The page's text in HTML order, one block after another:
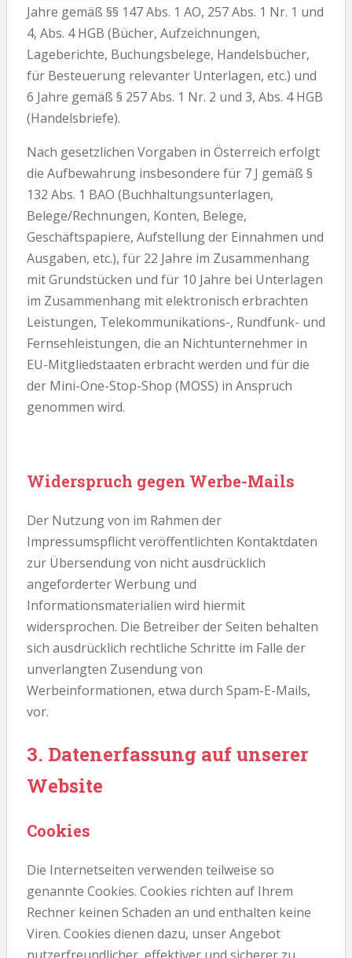
Jahre gemäß §§ 147 Abs. 1 AO, 257 Abs. 1 Nr. 1 und
4, Abs. 4 HGB (Bücher, Aufzeichnungen,
Lageberichte, Buchungsbelege, Handelsbücher,
für Besteuerung relevanter Unterlagen, etc.) und
6 Jahre gemäß § 257 Abs. 1 Nr. 2 und 3, Abs. 4 HGB
(Handelsbriefe).
Nach gesetzlichen Vorgaben in Österreich erfolgt
die Aufbewahrung insbesondere für 7 J gemäß §
132 Abs. 1 BAO (Buchhaltungsunterlagen,
Belege/Rechnungen, Konten, Belege,
Geschäftspapiere, Aufstellung der Einnahmen und
Ausgaben, etc.), für 22 Jahre im Zusammenhang
mit Grundstücken und für 10 Jahre bei Unterlagen
im Zusammenhang mit elektronisch erbrachten
Leistungen, Telekommunikations-, Rundfunk- und
Fernsehleistungen, die an Nichtunternehmer in
EU-Mitgliedstaaten erbracht werden und für die
der Mini-One-Stop-Shop (MOSS) in Anspruch
genommen wird.
Widerspruch gegen Werbe-Mails
Der Nutzung von im Rahmen der
Impressumspflicht veröffentlichten Kontaktdaten
zur Übersendung von nicht ausdrücklich
angeforderter Werbung und
Informationsmaterialien wird hiermit
widersprochen. Die Betreiber der Seiten behalten
sich ausdrücklich rechtliche Schritte im Falle der
unverlangten Zusendung von
Werbeinformationen, etwa durch Spam-E-Mails,
vor.
3. Datenerfassung auf unserer
Website
Cookies
Die Internetseiten verwenden teilweise so
genannte Cookies. Cookies richten auf Ihrem
Rechner keinen Schaden an und enthalten keine
Viren. Cookies dienen dazu, unser Angebot